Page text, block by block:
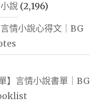
說(2,196)
言情小說心得文｜BG
】言情小說書單｜BG